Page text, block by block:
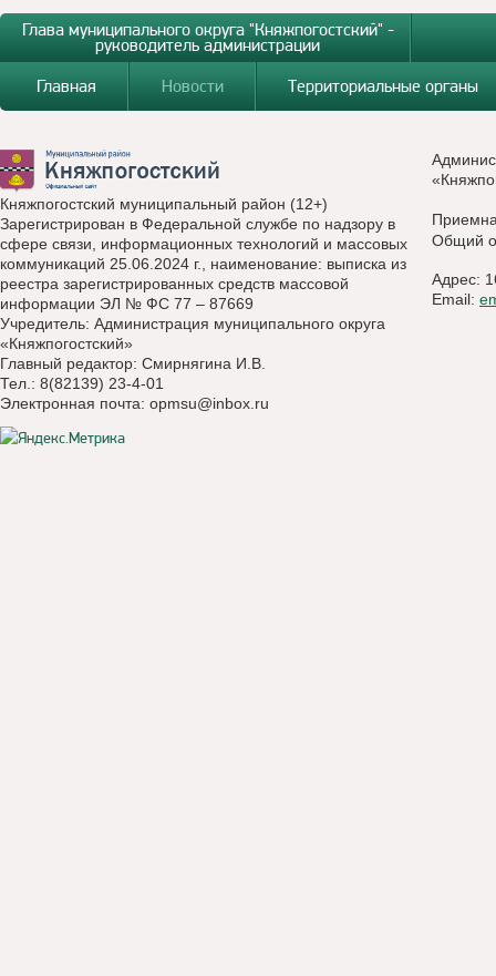
Глава муниципального округа "Княжпогостский" -
руководитель администрации
Главная
Новости Территориальные органы
Княжпогостский муниципальный район (12+)
Зарегистрирован в Федеральной службе по надзору в
сфере связи, информационных технологий и массовых
коммуникаций 25.06.2024 г., наименование: выписка из
реестра зарегистрированных средств массовой
информации ЭЛ № ФС 77 – 87669
Учредитель: Администрация муниципального округа
«Княжпогостский»
Главный редактор: Смирнягина И.В.
Тел.: 8(82139) 23-4-01
Электронная почта: opmsu@inbox.ru
Общий
Адрес:
Email: